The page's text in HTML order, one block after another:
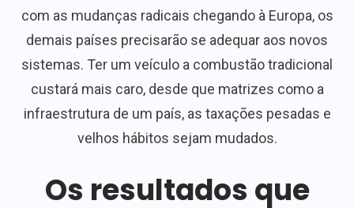
com as mudanças radicais chegando à Europa, os
demais países precisarão se adequar aos novos
sistemas. Ter um veículo a combustão tradicional
custará mais caro, desde que matrizes como a
infraestrutura de um país, as taxações pesadas e
velhos hábitos sejam mudados.
Os resultados que